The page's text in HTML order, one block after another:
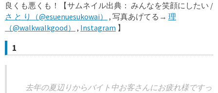
良くも悪くも！【サムネイル出典： みんなを笑顔にしたい /
さ と り（@esuenuesukowai）
, 写真あげてる→ 理
（@walkwalkgood）
, Instagram 】
1
去年の夏辺りからバイト中お客さんにお疲れ様ですっ